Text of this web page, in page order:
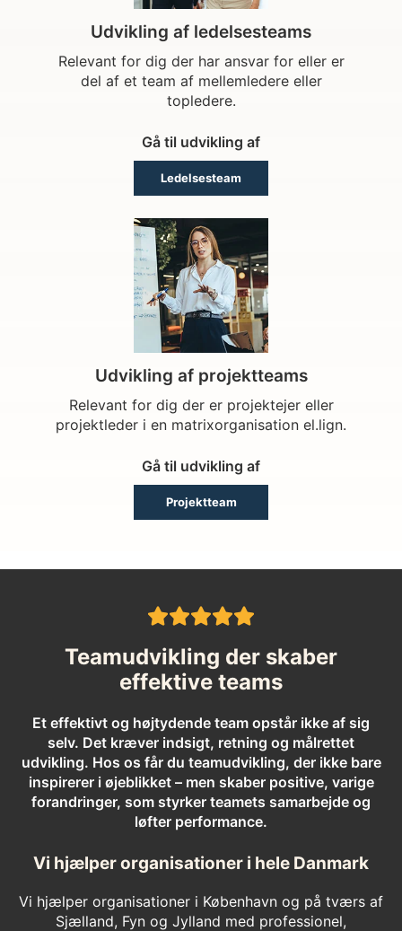
Udvikling af ledelsesteams
Relevant for dig der har ansvar for eller er
del af et team af mellemledere eller
topledere.
Gå til udvikling af
Ledelsesteam
Udvikling af projektteams
Relevant for dig der er projektejer eller
projektleder i en matrixorganisation el.lign.
Gå til udvikling af
Projektteam
Teamudvikling der skaber
effektive teams
Et effektivt og højtydende team opstår ikke af sig
selv. Det kræver indsigt, retning og målrettet
udvikling. Hos os får du teamudvikling, der ikke bare
inspirerer i øjeblikket – men skaber positive, varige
forandringer, som styrker teamets samarbejde og
løfter performance.
Vi hjælper organisationer i hele Danmark
Vi hjælper organisationer i København og på tværs af
Sjælland, Fyn og Jylland med professionel,